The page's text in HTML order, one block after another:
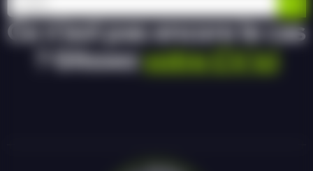
Ce n’est pas encore le cas
? Glissezvotre CV ici